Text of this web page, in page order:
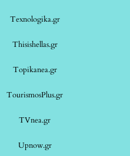
Texnologika.gr
Thisishellas.gr
Topikanea.gr
TourismosPlus.gr
TVnea.gr
Upnow.gr